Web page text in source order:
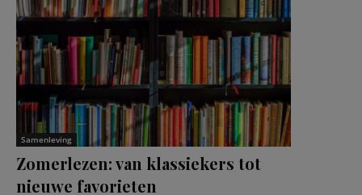
Samenleving
Zomerlezen: van klassiekers tot
nieuwe favorieten